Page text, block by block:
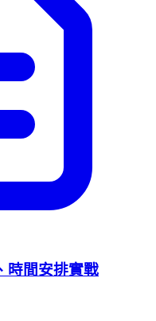
時間安排實戰